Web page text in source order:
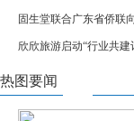
固生堂联合广东省侨联
欣欣旅游启动“行业共
热图要闻